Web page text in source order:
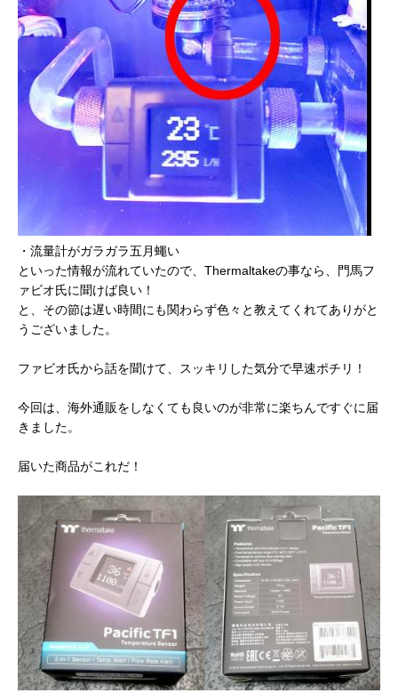
・流量計がガラガラ五月蠅い
といった情報が流れていたので、Thermaltakeの事なら、門馬フ
ァビオ氏に聞けば良い！
と、その節は遅い時間にも関わらず色々と教えてくれてありがと
うございました。
ファビオ氏から話を聞けて、スッキリした気分で早速ポチリ！
今回は、海外通販をしなくても良いのが非常に楽ちんですぐに届
きました。
届いた商品がこれだ！